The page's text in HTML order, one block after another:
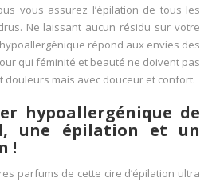
vous assurez l’épilation de tous les
Ne laissant aucun résidu sur votre
répond aux envies des
qui féminité et beauté ne doivent pas
douleurs mais avec douceur et confort.
hypoallergénique de
une épilation et un
!
parfums de cette cire d’épilation ultra